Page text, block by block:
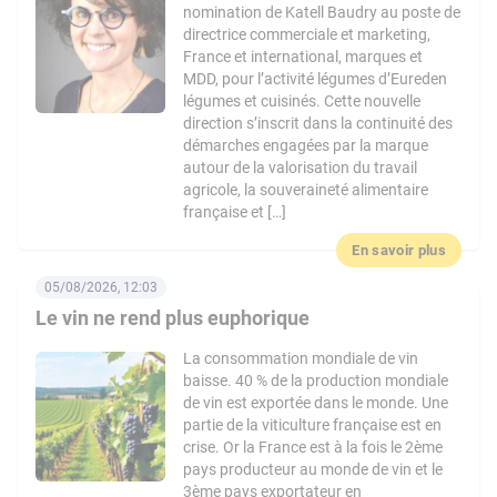
nomination de Katell Baudry au poste de
directrice commerciale et marketing,
France et international, marques et
MDD, pour l’activité légumes d’Eureden
légumes et cuisinés. Cette nouvelle
direction s’inscrit dans la continuité des
démarches engagées par la marque
autour de la valorisation du travail
agricole, la souveraineté alimentaire
française et […]
En savoir plus
Le vin ne rend plus euphorique
05/08/2026, 12:03
La consommation mondiale de vin
baisse. 40 % de la production mondiale
de vin est exportée dans le monde. Une
partie de la viticulture française est en
crise. Or la France est à la fois le 2ème
pays producteur au monde de vin et le
3ème pays exportateur en